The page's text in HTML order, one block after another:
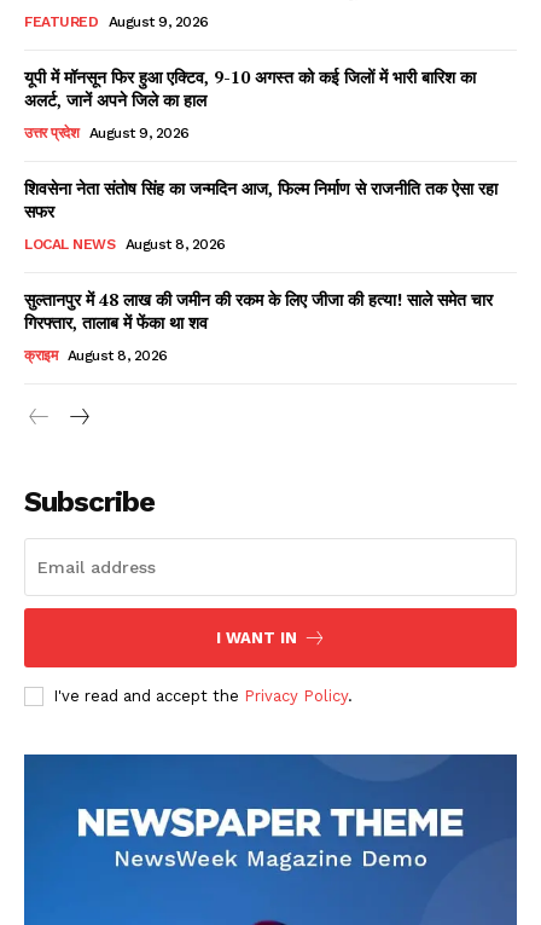
Facebook
X WhatsApp
Share
Read Latest News on AIN
DOWNLOAD NOW
FEATURED August 9, 2026
यूपी में मॉनसून फिर हुआ एक्टिव, 9-10 अगस्त को कई जिलों में भारी बारिश का
अलर्ट, जानें अपने जिले का हाल
उत्तर प्रदेश August 9, 2026
शिवसेना नेता संतोष सिंह का जन्मदिन आज, फिल्म निर्माण से राजनीति तक ऐसा रहा
सफर
LOCAL NEWS August 8, 2026
सुल्तानपुर में 48 लाख की जमीन की रकम के लिए जीजा की हत्या! साले समेत चार
गिरफ्तार, तालाब में फेंका था शव
क्राइम August 8, 2026
Subscribe
I WANT IN
I've read and accept the Privacy Policy.